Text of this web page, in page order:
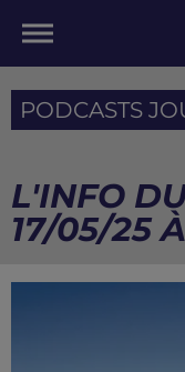
PODCASTS
L'INFO
17/05/25